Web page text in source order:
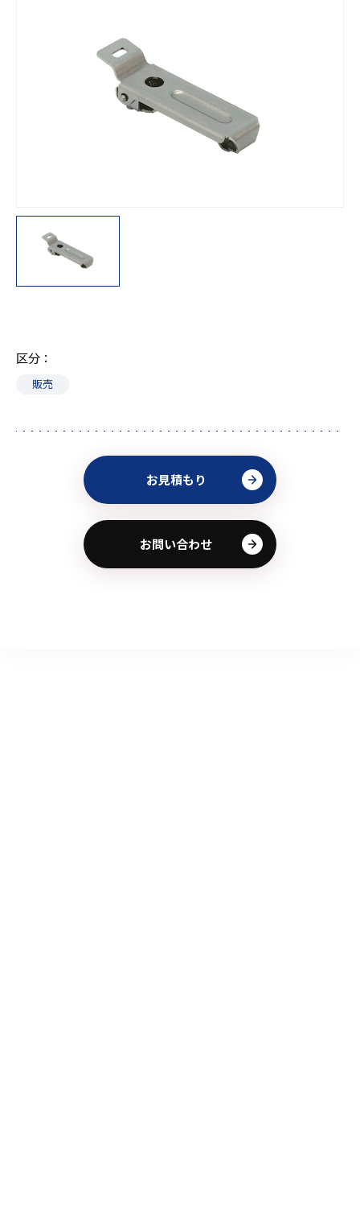
区分
販売
お見積もり
お問い合わせ